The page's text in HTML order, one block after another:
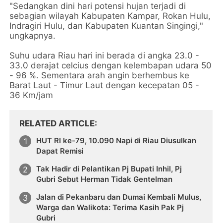
"Sedangkan dini hari potensi hujan terjadi di
sebagian wilayah Kabupaten Kampar, Rokan Hulu,
Indragiri Hulu, dan Kabupaten Kuantan Singingi,"
ungkapnya.
Suhu udara Riau hari ini berada di angka 23.0 -
33.0 derajat celcius dengan kelembapan udara 50
- 96 %. Sementara arah angin berhembus ke
Barat Laut - Timur Laut dengan kecepatan 05 -
36 Km/jam
RELATED ARTICLE
HUT RI ke-79, 10.090 Napi di Riau Diusulkan
Dapat Remisi
Tak Hadir di Pelantikan Pj Bupati Inhil, Pj
Gubri Sebut Herman Tidak Gentelman
Jalan di Pekanbaru dan Dumai Kembali Mulus,
Warga dan Walikota: Terima Kasih Pak Pj
Gubri